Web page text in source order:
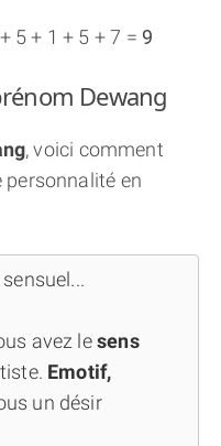
5 + 1 + 5 + 7 = 9
Dewang
, voici comment
en
avez lesens
Emotif,
un désir